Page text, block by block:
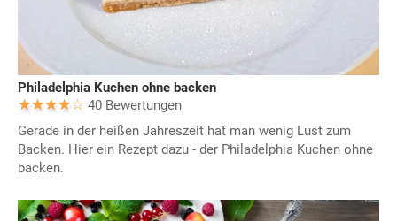
Philadelphia Kuchen ohne backen
40 Bewertungen
Gerade in der heißen Jahreszeit hat man wenig Lust zum
Backen. Hier ein Rezept dazu - der Philadelphia Kuchen ohne
backen.